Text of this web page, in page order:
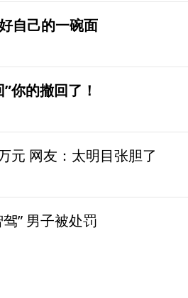
自己的一碗面
你的撤回了！
元 网友：太明目张胆了
” 男子被处罚